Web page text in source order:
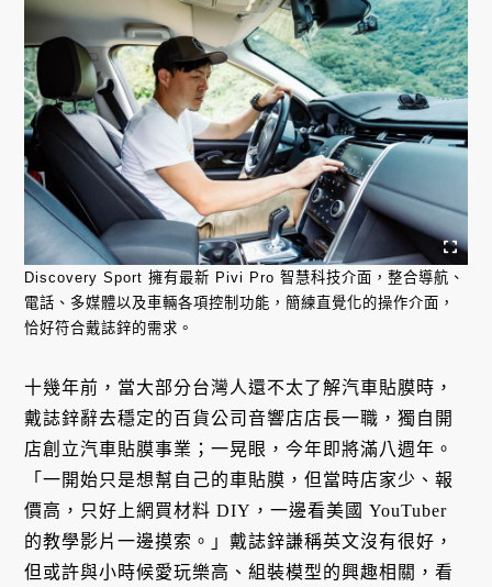
Discovery Sport 擁有最新 Pivi Pro 智慧科技介面，整合導航、
電話、多媒體以及車輛各項控制功能，簡練直覺化的操作介面，
恰好符合戴誌鋅的需求。
十幾年前，當大部分台灣人還不太了解汽車貼膜時，
戴誌鋅辭去穩定的百貨公司音響店店長一職，獨自開
店創立汽車貼膜事業；一晃眼，今年即將滿八週年。
「一開始只是想幫自己的車貼膜，但當時店家少、報
價高，只好上網買材料 DIY，一邊看美國 YouTuber
的教學影片一邊摸索。」戴誌鋅謙稱英文沒有很好，
但或許與小時候愛玩樂高、組裝模型的興趣相關，看